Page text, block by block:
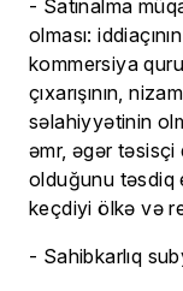
- Satınalma
olması:
kommersiya
çıxarışının,
səlahiyyətinin
əmr, əgər
olduğunu təsdiq
keçdiyi ölkə və
- Sahibkarlıq